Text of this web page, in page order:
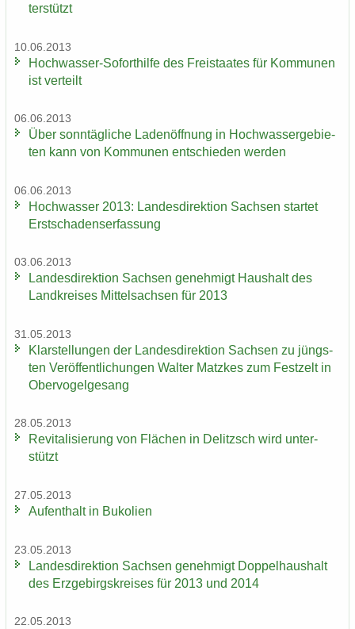
ter­stützt
10.06.2013
Hochwasser-​Soforthilfe des Frei­staa­tes für Kom­mu­nen
ist ver­teilt
06.06.2013
Über sonn­täg­li­che La­den­öff­nung in Hoch­was­ser­ge­bie­
ten kann von Kom­mu­nen ent­schie­den wer­den
06.06.2013
Hoch­was­ser 2013: Lan­des­di­rek­ti­on Sach­sen star­tet
Erst­scha­dens­er­fas­sung
03.06.2013
Lan­des­di­rek­ti­on Sach­sen ge­neh­migt Haus­halt des
Land­krei­ses Mit­tel­sach­sen für 2013
31.05.2013
Klar­stel­lun­gen der Lan­des­di­rek­ti­on Sach­sen zu jüngs­
ten Ver­öf­fent­li­chun­gen Wal­ter Matz­kes zum Fest­zelt in
Ober­vo­gel­ge­sang
28.05.2013
Re­vi­ta­li­sie­rung von Flä­chen in De­litzsch wird un­ter­
stützt
27.05.2013
Auf­ent­halt in Bu­ko­li­en
23.05.2013
Lan­des­di­rek­ti­on Sach­sen ge­neh­migt Dop­pel­haus­halt
des Erz­ge­birgs­krei­ses für 2013 und 2014
22.05.2013